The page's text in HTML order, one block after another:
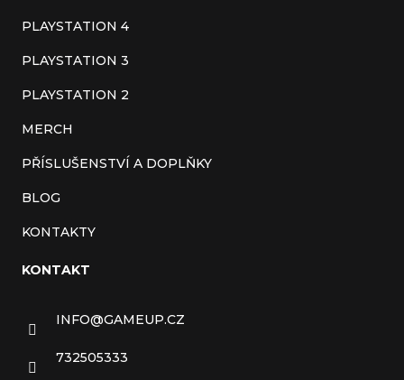
PLAYSTATION 4
PLAYSTATION 3
PLAYSTATION 2
MERCH
PŘÍSLUŠENSTVÍ A DOPLŇKY
BLOG
KONTAKTY
KONTAKT
INFO@GAMEUP.CZ
732505333